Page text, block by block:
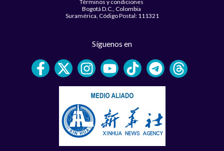
Términos y condiciones
Bogotá D.C., Colombia
Suramérica, Código Postal: 111321
Síguenos en